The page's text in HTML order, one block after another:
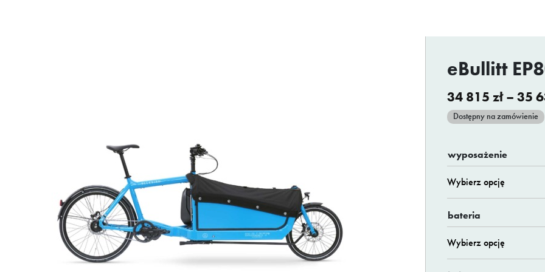
eBullitt
34 815 zł – 35
Dostępny na zamówienie
wyposażenie
bateria